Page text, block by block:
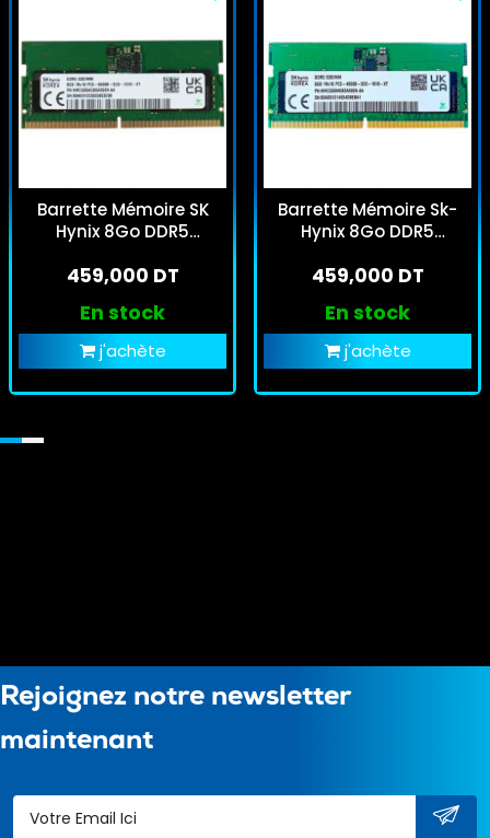
Barrette Mémoire SK
Hynix 8Go DDR5
459,000 DT
En stock
j'achète
Barrette Mémoire Sk-
Hynix 8Go DDR5
459,000 DT
En stock
j'achète
Rejoignez notre newsletter
maintenant